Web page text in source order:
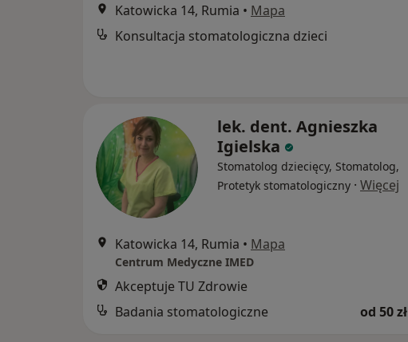
Katowicka 14, Rumia • Mapa
Konsultacja stomatologiczna dzieci
lek. dent. Agnieszka
Igielska
Stomatolog dziecięcy, Stomatolog,
Protetyk stomatologiczny · Więcej
Katowicka 14, Rumia • Mapa
Centrum Medyczne IMED
Akceptuje TU Zdrowie
Badania stomatologiczne
od 50 zł